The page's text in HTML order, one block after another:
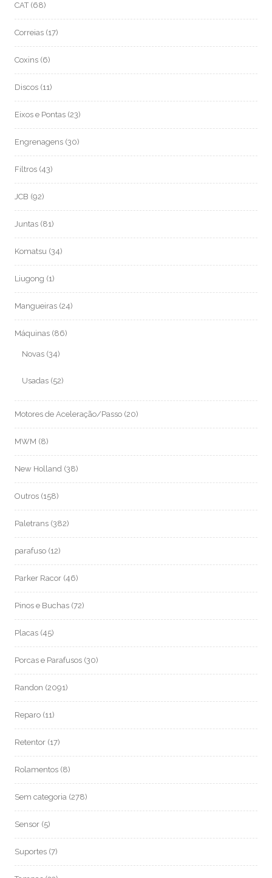
CAT (68)
Correias (17)
Coxins (6)
Discos (11)
Eixos e Pontas (23)
Engrenagens (30)
Filtros (43)
JCB (92)
Juntas (81)
Komatsu (34)
Liugong (1)
Mangueiras (24)
Máquinas (86)
Novas (34)
Usadas (52)
Motores de Aceleração/Passo (20)
MWM (8)
New Holland (38)
Outros (158)
Paletrans (382)
parafuso (12)
Parker Racor (46)
Pinos e Buchas (72)
Placas (45)
Porcas e Parafusos (30)
Randon (2091)
Reparo (11)
Retentor (17)
Rolamentos (8)
Sem categoria (278)
Sensor (5)
Suportes (7)